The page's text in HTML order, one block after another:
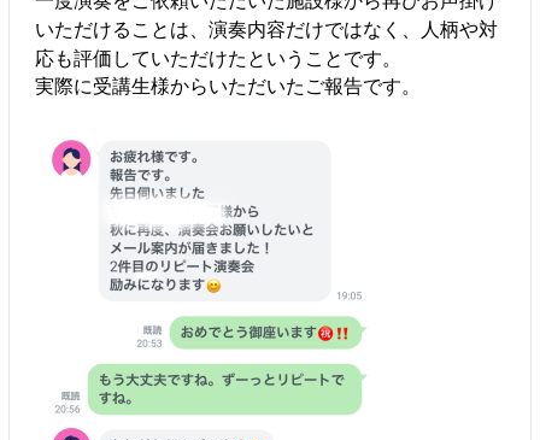
いただけることは、演奏内容だけではなく、人柄や対
応も評価していただけたということです。
実際に受講生様からいただいたご報告です。